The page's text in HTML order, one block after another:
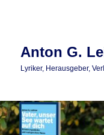
Anton G.
Lyriker, Herausgeber,